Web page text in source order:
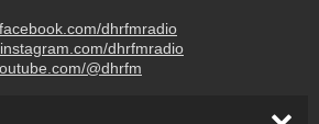
dhrfmradio
dhrfmradio
@dhrfm